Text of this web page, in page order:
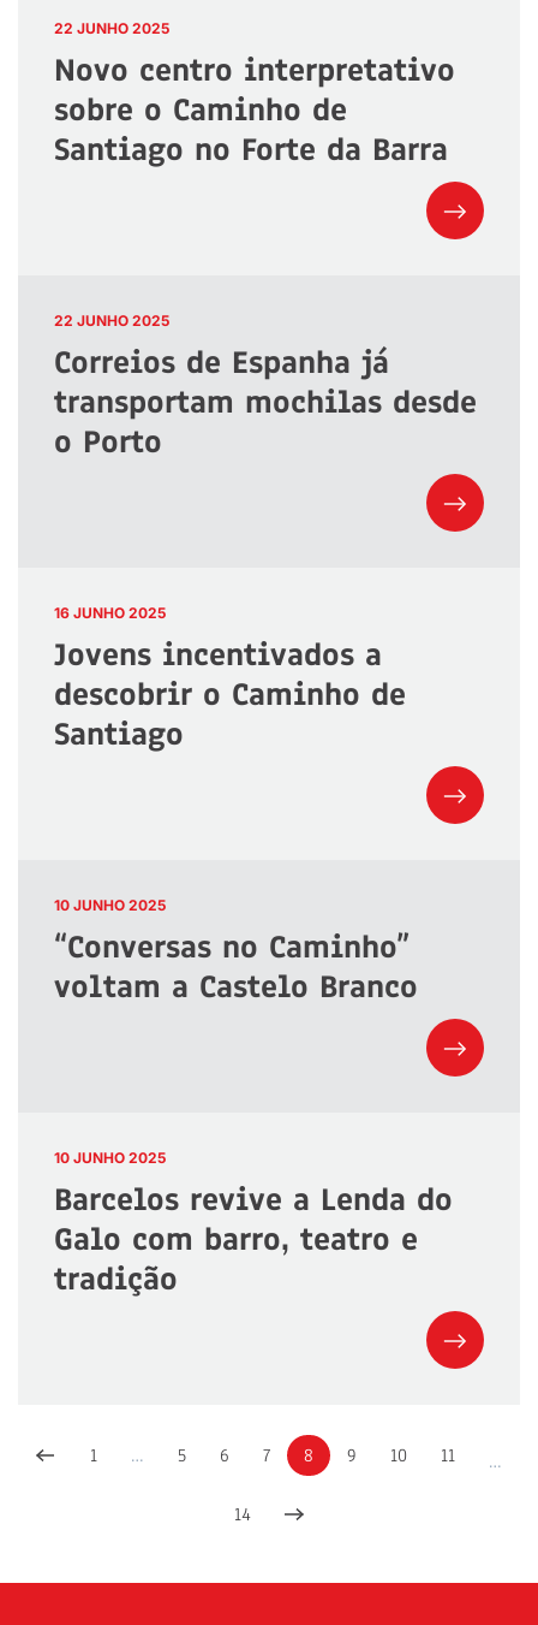
22 JUNHO 2025
Novo centro interpretativo
sobre o Caminho de
Santiago no Forte da Barra
22 JUNHO 2025
Correios de Espanha já
transportam mochilas desde
o Porto
16 JUNHO 2025
Jovens incentivados a
descobrir o Caminho de
Santiago
10 JUNHO 2025
“Conversas no Caminho”
voltam a Castelo Branco
10 JUNHO 2025
Barcelos revive a Lenda do
Galo com barro, teatro e
tradição
1 … 5 6 7 8 9 10 11 …
14